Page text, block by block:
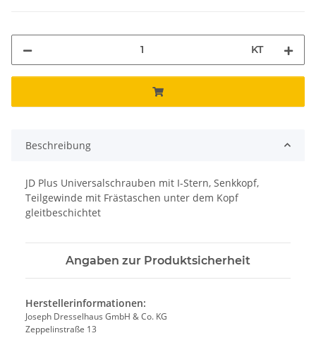
KT
Beschreibung
JD Plus Universalschrauben mit I-Stern, Senkkopf,
Teilgewinde mit Frästaschen unter dem Kopf
gleitbeschichtet
Angaben zur Produktsicherheit
Herstellerinformationen:
Joseph Dresselhaus GmbH & Co. KG
Zeppelinstraße 13